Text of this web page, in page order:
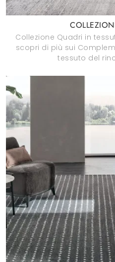
Collezione Quadri in
scopri di più sui
tessuto del